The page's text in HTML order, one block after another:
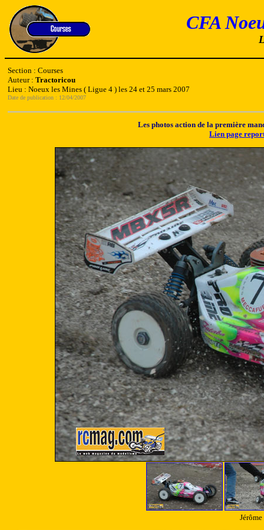
CFA
Section : Courses
Auteur : Tractoricou
Lieu : Noeux les Mines ( Ligue 4 ) les 24 et 25 mars 2007
Date de publication : 12/04/2007
Les photos action de la première
Lien page